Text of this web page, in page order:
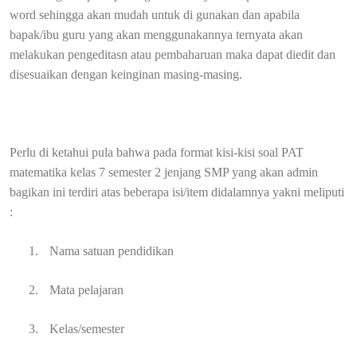
word sehingga akan mudah untuk di gunakan dan apabila
bapak/ibu guru yang akan menggunakannya ternyata akan
melakukan pengeditasn atau pembaharuan maka dapat diedit dan
disesuaikan dengan keinginan masing-masing.
Perlu di ketahui pula bahwa pada format kisi-kisi soal PAT
matematika kelas 7 semester 2 jenjang SMP yang akan admin
bagikan ini terdiri atas beberapa isi/item didalamnya yakni meliputi
:
1. Nama satuan pendidikan
2. Mata pelajaran
3. Kelas/semester